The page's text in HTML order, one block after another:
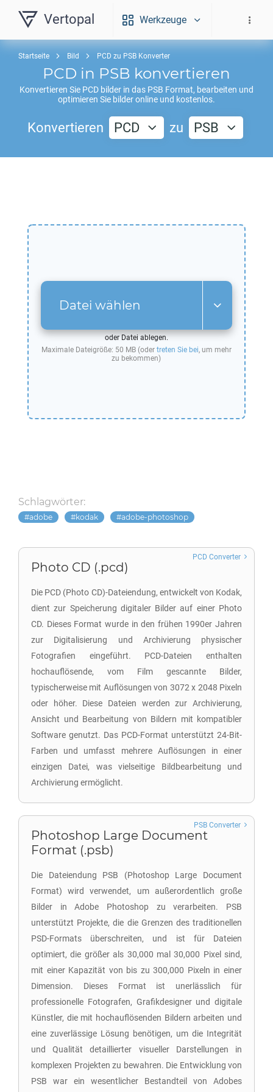
Vertopal Werkzeuge
Startseite Bild PCD zu PSB Konverter
PCD in PSB konvertieren
Konvertieren Sie PCD bilder in das PSB Format, bearbeiten und
optimieren Sie bilder online und kostenlos.
Konvertieren PCD zu PSB
Datei wählen
oder Datei ablegen.
Maximale Dateigröße: 50 MB (oder treten Sie bei, um mehr
zu bekommen)
Schlagwörter:
adobe kodak adobe-photoshop
Photo CD (.pcd)
Die PCD (Photo CD)-Dateiendung, entwickelt von Kodak,
dient zur Speicherung digitaler Bilder auf einer Photo
CD. Dieses Format wurde in den frühen 1990er Jahren
zur Digitalisierung und Archivierung physischer
Fotografien eingeführt. PCD-Dateien enthalten
hochauflösende, vom Film gescannte Bilder,
typischerweise mit Auflösungen von 3072 x 2048 Pixeln
oder höher. Diese Dateien werden zur Archivierung,
Ansicht und Bearbeitung von Bildern mit kompatibler
Software genutzt. Das PCD-Format unterstützt 24-Bit-
Farben und umfasst mehrere Auflösungen in einer
einzigen Datei, was vielseitige Bildbearbeitung und
Archivierung ermöglicht.
PCD Converter
Photoshop Large Document
Format (.psb)
Die Dateiendung PSB (Photoshop Large Document
Format) wird verwendet, um außerordentlich große
Bilder in Adobe Photoshop zu verarbeiten. PSB
unterstützt Projekte, die die Grenzen des traditionellen
PSD-Formats überschreiten, und ist für Dateien
optimiert, die größer als 30,000 mal 30,000 Pixel sind,
mit einer Kapazität von bis zu 300,000 Pixeln in einer
Dimension. Dieses Format ist unerlässlich für
professionelle Fotografen, Grafikdesigner und digitale
Künstler, die mit hochauflösenden Bildern arbeiten und
eine zuverlässige Lösung benötigen, um die Integrität
und Qualität detaillierter visueller Darstellungen in
komplexen Projekten zu bewahren. Die Entwicklung von
PSB war ein wesentlicher Bestandteil von Adobes
PSB Converter